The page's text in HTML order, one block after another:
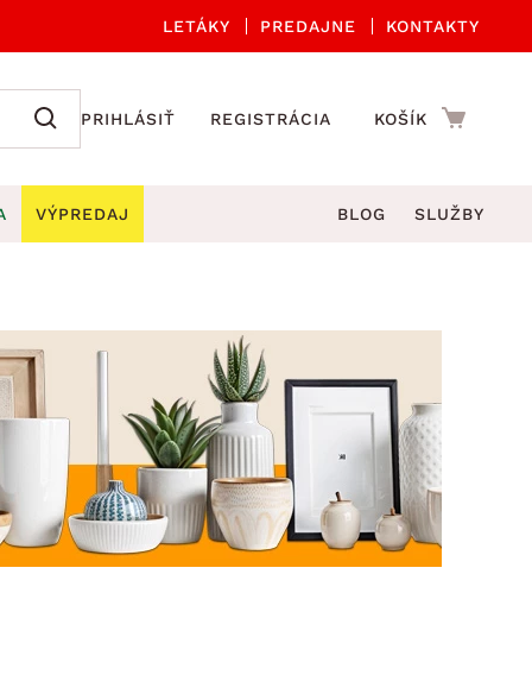
LETÁKY PREDAJNE KONTAKTY
PRIHLÁSIŤ REGISTRÁCIA KOŠÍK
Kuchynské príslušenstvo
Kuchynské doplnky
Kúpeľňové doplnky
Záhradné doplnky
Zobrazit vše
VIANOCE
stoličky a kreslá
lavice
stoly
hojdačky
lehátka
doplnky
VÝPREDAJ BLOG SLUŽBY